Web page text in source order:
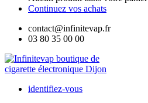
Continuez vos achats
contact@infinitevap.fr
03 80 35 00 00
identifiez-vous